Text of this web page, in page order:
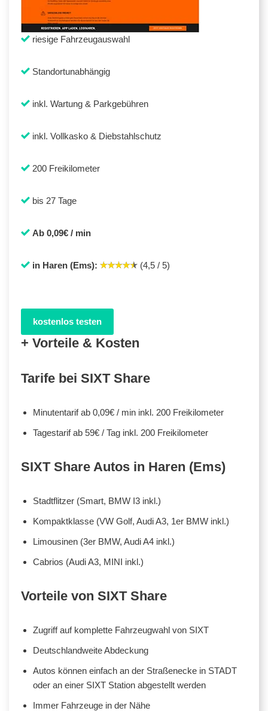
riesige Fahrzeugauswahl
Standortunabhängig
inkl. Wartung & Parkgebühren
inkl. Vollkasko & Diebstahlschutz
200 Freikilometer
bis 27 Tage
Ab 0,09€ / min
in Haren (Ems): (4,5 / 5)
kostenlos testen
+ Vorteile & Kosten
Tarife bei SIXT Share
Minutentarif ab 0,09€ / min inkl. 200 Freikilometer
Tagestarif ab 59€ / Tag inkl. 200 Freikilometer
SIXT Share Autos in Haren (Ems)
Stadtflitzer (Smart, BMW I3 inkl.)
Kompaktklasse (VW Golf, Audi A3, 1er BMW inkl.)
Limousinen (3er BMW, Audi A4 inkl.)
Cabrios (Audi A3, MINI inkl.)
Vorteile von SIXT Share
Zugriff auf komplette Fahrzeugwahl von SIXT
Deutschlandweite Abdeckung
Autos können einfach an der Straßenecke in STADT
oder an einer SIXT Station abgestellt werden
Immer Fahrzeuge in der Nähe